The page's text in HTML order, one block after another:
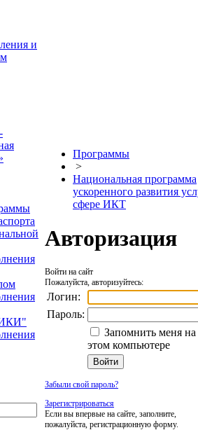
и
ИКИ"
Программы
>
Национальная программа
ускоренного развития
сфере ИКТ
Авторизация
Войти на сайт
Пожалуйста, авторизуйтесь:
Логин:
Пароль:
Запомнить меня на
этом компьютере
Забыли свой пароль?
Зарегистрироваться
Если вы впервые на сайте, заполните,
пожалуйста, регистрационную форму.